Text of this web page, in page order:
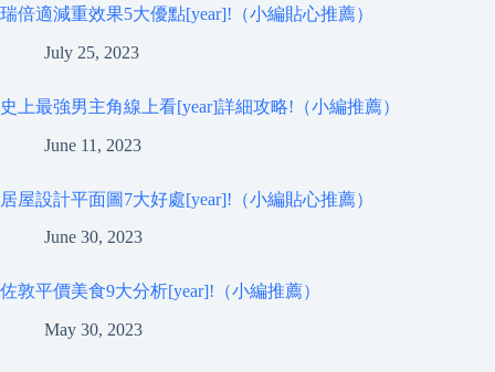
瑞倍適減重效果5大優點[year]!（小編貼心推薦）
July 25, 2023
史上最強男主角線上看[year]詳細攻略!（小編推薦）
June 11, 2023
居屋設計平面圖7大好處[year]!（小編貼心推薦）
June 30, 2023
佐敦平價美食9大分析[year]!（小編推薦）
May 30, 2023